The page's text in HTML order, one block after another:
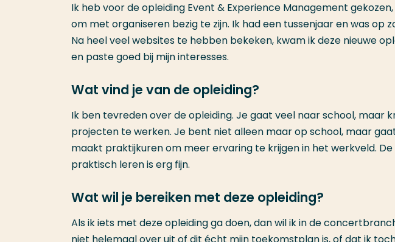
Ik heb voor de opleiding Event & Experience Management
om met organiseren bezig te zijn. Ik had een tussenjaar en was op
Na heel veel websites te hebben bekeken, kwam ik deze nieuwe
en paste goed bij mijn interesses.
Wat vind je van de opleiding?
Ik ben tevreden over de opleiding. Je gaat veel naar school, maar
projecten te werken. Je bent niet alleen maar op school, maar
maakt praktijkuren om meer ervaring te krijgen in het werkveld.
praktisch leren is erg fijn.
Wat wil je bereiken met deze opleiding?
Als ik iets met deze opleiding ga doen, dan wil ik in de